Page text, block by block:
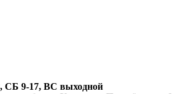
, СБ 9-17, ВС выходной